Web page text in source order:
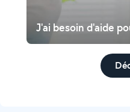
J'ai besoin d'aide